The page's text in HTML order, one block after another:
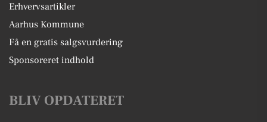
Erhvervsartikler
Aarhus Kommune
Få en gratis salgsvurdering
Sponsoreret indhold
BLIV OPDATERET